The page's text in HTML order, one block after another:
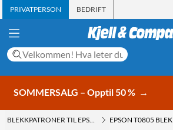
PRIVATPERSON BEDRIFT
SOMMERSALG – Opptil 50 % →
BLEKKPATRONER TIL EPSON